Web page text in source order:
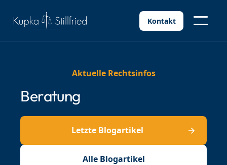
Kontakt
Aktuelle Rechtsinfos
Beratung
Letzte Blogartikel
Alle Blogartikel